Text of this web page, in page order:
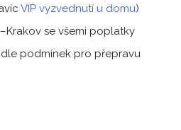
VIP vyzvednutí u domu)
se všemi poplatky
podmínek pro přepravu